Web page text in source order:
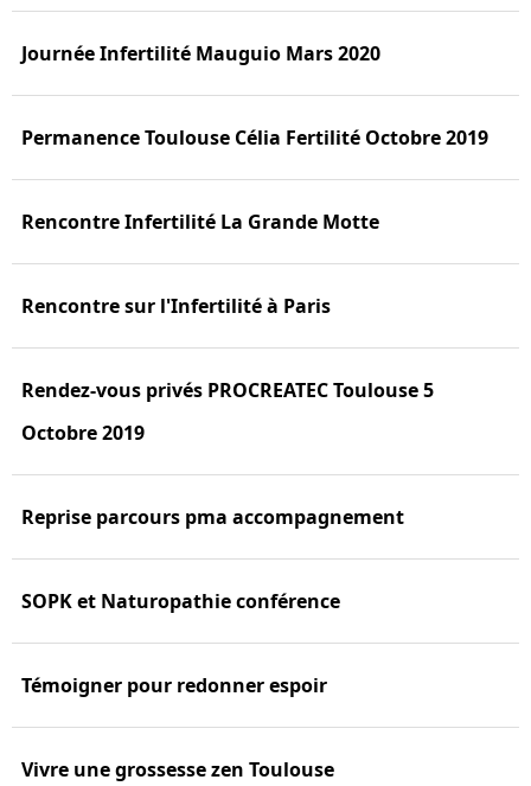
Journée Infertilité Mauguio Mars 2020
Permanence Toulouse Célia Fertilité Octobre 2019
Rencontre Infertilité La Grande Motte
Rencontre sur l'Infertilité à Paris
Rendez-vous privés PROCREATEC Toulouse 5
Octobre 2019
Reprise parcours pma accompagnement
SOPK et Naturopathie conférence
Témoigner pour redonner espoir
Vivre une grossesse zen Toulouse